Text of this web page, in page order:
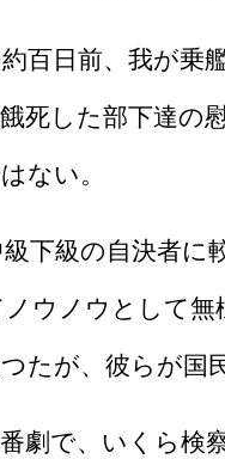
百日前、我が乗
死した部下達の
ない。
下級の自決者に
ウノウとして
たが、彼らが国
劇で、いくら検